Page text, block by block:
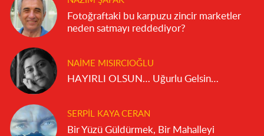
Fotoğraftaki bu karpuzu zincir marketler
neden satmayı reddediyor?
NAIME MISIRCIOĞLU
HAYIRLI OLSUN… Uğurlu Gelsin…
SERPIL KAYA CERAN
Bir Yüzü Güldürmek, Bir Mahalleyi